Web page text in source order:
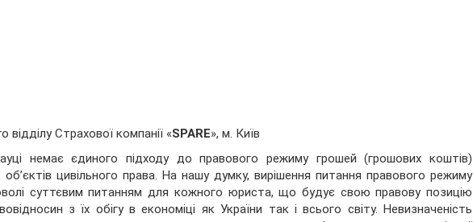
Страхової компанії «SPARE», м. Київ
науці немає єдиного підходу до правового режиму грошей (грошових коштів)
цивільного права. На нашу думку, вирішення питання правового режиму
суттєвим питанням для кожного юриста, що будує свою правову позицію
з їх обігу в економіці як України так і всього світу. Невизначеність